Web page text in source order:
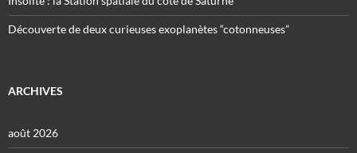
Découverte de deux curieuses exoplanètes “cotonneuses”
ARCHIVES
août 2026